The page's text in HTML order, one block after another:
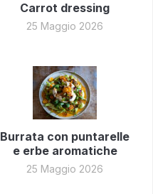
Carrot dressing
25 Maggio 2026
Burrata con puntarelle
e erbe aromatiche
25 Maggio 2026